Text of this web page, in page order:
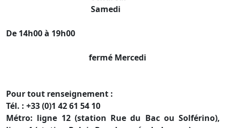
Samedi
De 14h00 à 19h00
fermé Mercedi
Pour tout renseignement :
Tél. : +33 (0)1 42 61 54 10
Métro: ligne 12 (station Rue du Bac ou Solférino),